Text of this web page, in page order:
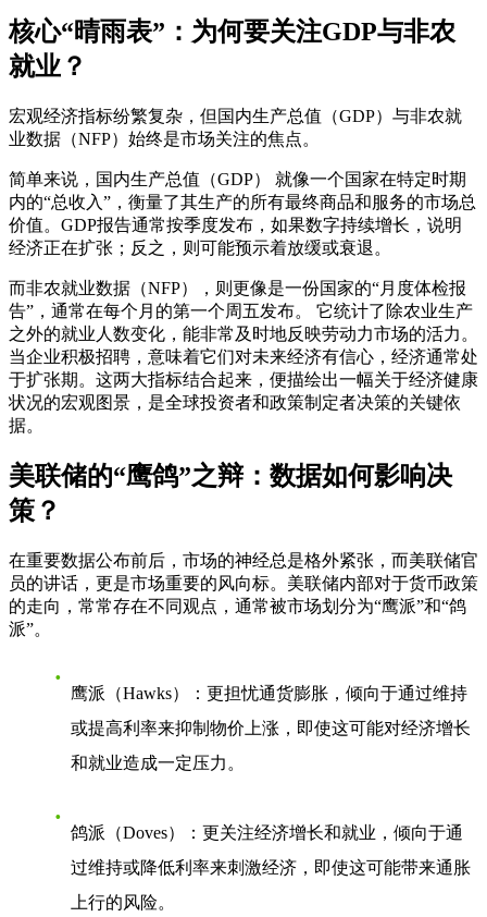
核心“晴雨表”：为何要关注GDP与非农
就业？
宏观经济指标纷繁复杂，但国内生产总值（GDP）与非农就
业数据（NFP）始终是市场关注的焦点。
简单来说， 国内生产总值（GDP）
就像一个国家在特定时期
内的“总收入”，衡量了其生产的所有最终商品和服务的市场总
价值。GDP报告通常按季度发布，如果数字持续增长，说明
经济正在扩张；反之，则可能预示着放缓或衰退。
而非农就业数据（NFP）
，则更像是一份国家的“月度体检报
告”，通常在每个月的第一个周五发布。 它统计了除农业生产
之外的就业人数变化，能非常及时地反映劳动力市场的活力。
当企业积极招聘，意味着它们对未来经济有信心，经济通常处
于扩张期。这两大指标结合起来，便描绘出一幅关于经济健康
状况的宏观图景，是全球投资者和政策制定者决策的关键依
据。
美联储的“鹰鸽”之辩：数据如何影响决
策？
在重要数据公布前后，市场的神经总是格外紧张，而美联储官
员的讲话，更是市场重要的风向标。美联储内部对于货币政策
的走向，常常存在不同观点，通常被市场划分为“鹰派”和“鸽
派”。
鹰派（Hawks）
：更担忧通货膨胀，倾向于通过维持
或提高利率来抑制物价上涨，即使这可能对经济增长
和就业造成一定压力。
鸽派（Doves）
：更关注经济增长和就业，倾向于通
过维持或降低利率来刺激经济，即使这可能带来通胀
上行的风险。